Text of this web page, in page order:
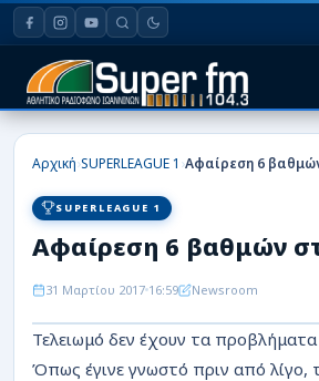
HOME
ΠΟΔΟΣΦΑΙΡΟ
ΜΠΑΣΚΕΤ
ΣΠΟΡ
Αρχική›SUPERLEAGUE 1 ›
SUPERLEAGUE 1
Αφαίρεση 6 βαθμών
31 Μαρτίου 2017 16:59 Newsroom
Τελειωμό δεν έχουν τα
Όπως έγινε γνωστό πριν από λίγο,